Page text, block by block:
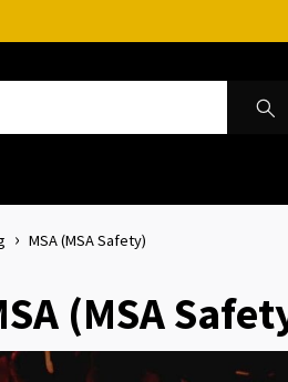
MSA (MSA Safety)
(MSA